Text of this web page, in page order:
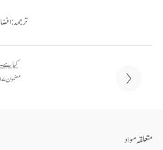
ترجمہ:
کیا
مضمون ۱۷ / ۲۰
متعلقہ مواد